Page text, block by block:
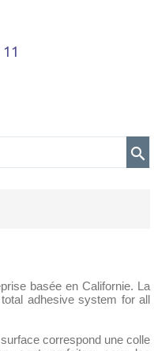
basée en Californie. La
adhesive system for all
correspond une colle